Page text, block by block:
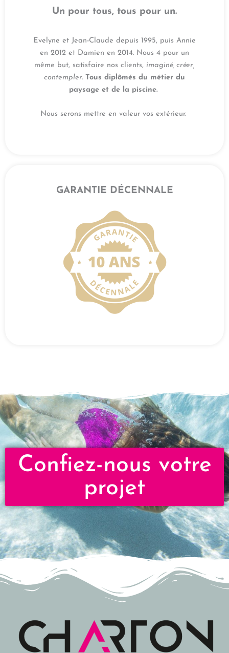
Un pour tous, tous pour un.
Evelyne et Jean-Claude depuis 1995, puis Annie
en 2012 et Damien en 2014. Nous 4 pour un
même but, satisfaire nos clients, imaginé, créer,
contempler. Tous diplômés du métier du
paysage et de la piscine.
Nous serons mettre en valeur vos extérieur.
GARANTIE DÉCENNALE
Confiez-nous votre
projet